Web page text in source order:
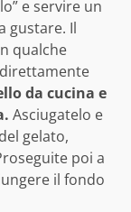
e servire un
gustare. Il
qualche
da cucina e
Asciugatelo e
gelato,
poi a
il fondo